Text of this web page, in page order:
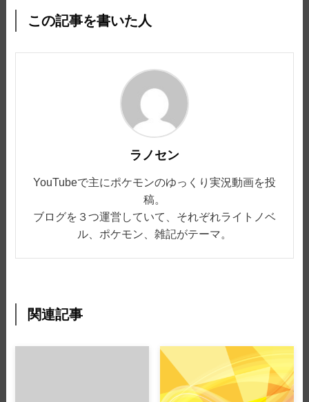
この記事を書いた人
ラノセン
YouTubeで主にポケモンのゆっくり実況動画を投
稿。
ブログを３つ運営していて、それぞれライトノベ
ル、ポケモン、雑記がテーマ。
関連記事